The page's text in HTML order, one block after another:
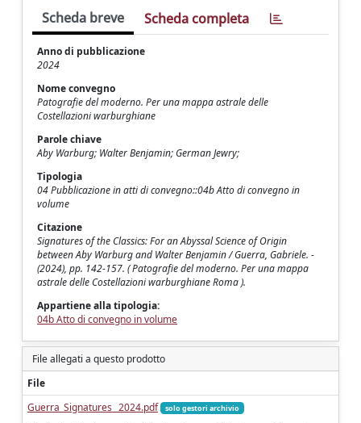
Scheda breve Scheda completa
Anno di pubblicazione
2024
Nome convegno
Patografie del moderno. Per una mappa astrale delle
Costellazioni warburghiane
Parole chiave
Aby Warburg; Walter Benjamin; German Jewry;
Tipologia
04 Pubblicazione in atti di convegno::04b Atto di convegno in
volume
Citazione
Signatures of the Classics: For an Abyssal Science of Origin
between Aby Warburg and Walter Benjamin / Guerra, Gabriele. -
(2024), pp. 142-157. ( Patografie del moderno. Per una mappa
astrale delle Costellazioni warburghiane Roma ).
Appartiene alla tipologia:
04b Atto di convegno in volume
File allegati a questo prodotto
File
Guerra_Signatures _2024.pdf
solo gestori archivio